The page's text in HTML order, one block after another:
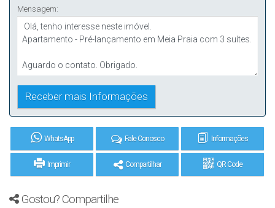
Mensagem:
WhatsApp Fale Conosco Informações
Imprimir Compartilhar QR Code
Gostou? Compartilhe